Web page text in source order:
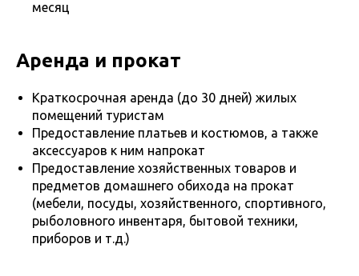
месяц
Аренда и прокат
Краткосрочная аренда (до 30 дней) жилых
помещений туристам
Предоставление платьев и костюмов, а также
аксессуаров к ним напрокат
Предоставление хозяйственных товаров и
предметов домашнего обихода на прокат
(мебели, посуды, хозяйственного, спортивного,
рыболовного инвентаря, бытовой техники,
приборов и т.д.)